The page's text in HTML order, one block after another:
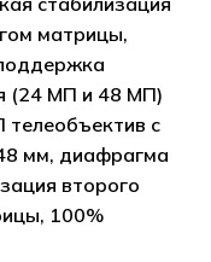
матрицы,
(24 МП и 48 МП)
с
мм, диафрагма
второго
100%